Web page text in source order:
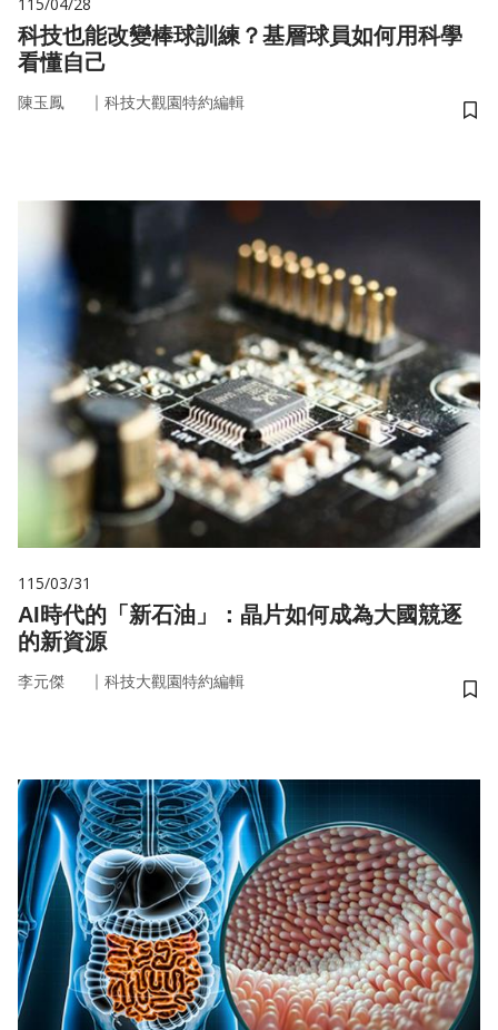
科技也能改變棒球訓練？基層球員如何用科學
看懂自己
陳玉鳳 ｜ 科技大觀園特約編輯
儲
115/03/31
AI時代的「新石油」：晶片如何成為大國競逐
的新資源
李元傑 ｜ 科技大觀園特約編輯
儲